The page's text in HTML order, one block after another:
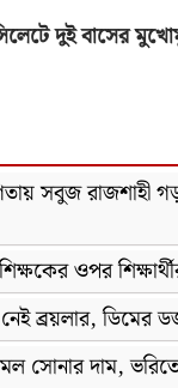
দুই বাসের
সবুজ রাজশাহী
ওপর
ব্রয়লার, ডিমের
সোনার দাম,